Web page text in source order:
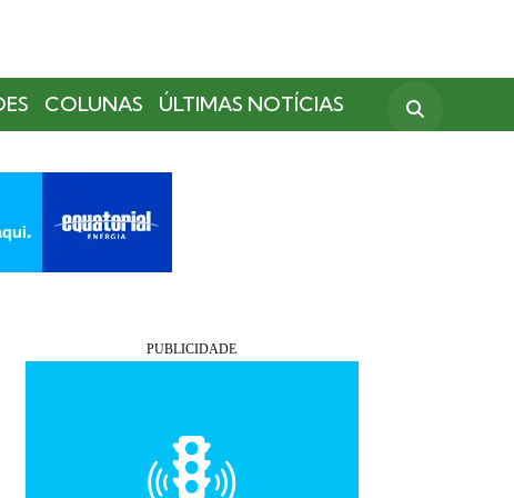
COLUNAS ÚLTIMAS NOTÍCIAS